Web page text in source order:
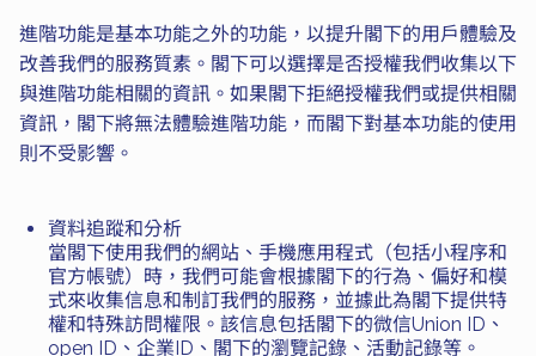
進階功能是基本功能之外的功能，以提升閣下的用戶體驗及
改善我們的服務質素。閣下可以選擇是否授權我們收集以下
與進階功能相關的資訊。如果閣下拒絕授權我們或提供相關
資訊，閣下將無法體驗進階功能，而閣下對基本功能的使用
則不受影響。
資料追蹤和分析
當閣下使用我們的網站、手機應用程式（包括小程序和
官方帳號）時，我們可能會根據閣下的行為、偏好和模
式來收集信息和制訂我們的服務，並據此為閣下提供特
權和特殊訪問權限。該信息包括閣下的微信Union ID、
open ID、企業ID、閣下的瀏覽記錄、活動記錄等。